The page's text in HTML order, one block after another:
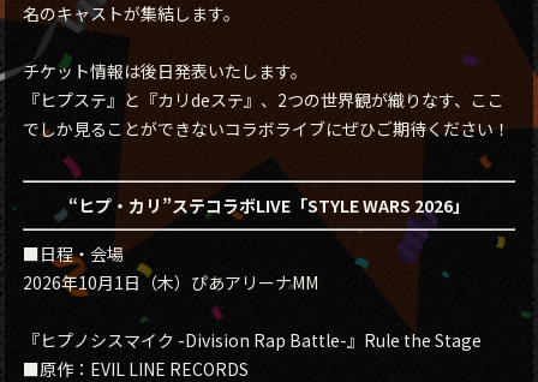
名のキャストが集結します。
チケット情報は後日発表いたします。
『ヒプステ』と『カリdeステ』、2つの世界観が織りなす、ここ
でしか見ることができないコラボライブにぜひご期待ください！
“ヒプ・カリ”ステコラボLIVE「STYLE WARS 2026」
■日程・会場
2026年10月1日（木）ぴあアリーナMM
『ヒプノシスマイク -Division Rap Battle-』Rule the Stage
■原作：EVIL LINE RECORDS